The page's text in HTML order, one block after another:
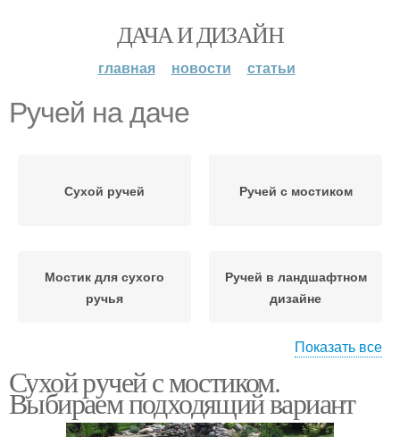
ДАЧА И ДИЗАЙН
главная новости статьи
Ручей на даче
Сухой ручей Ручей с мостиком
Мостик для сухого
ручья
Ручей в ландшафтном
дизайне
Сухие ручьи Ручей в дизайне
Показать все
Сухой ручей с мостиком.
Выбираем подходящий вариант